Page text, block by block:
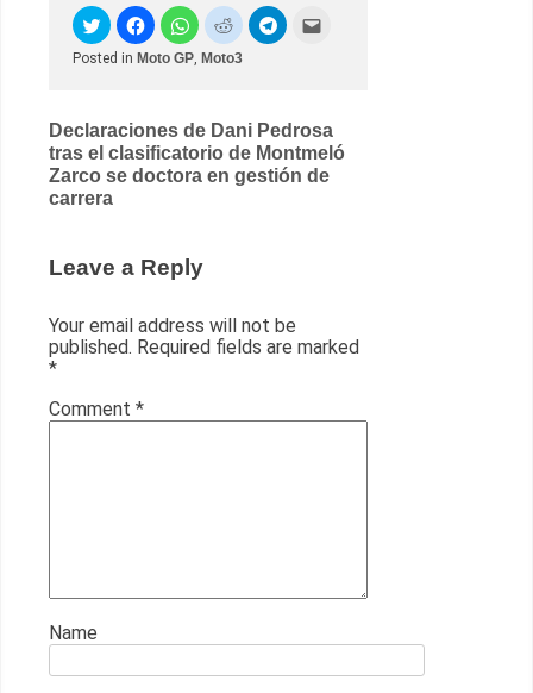
Posted in Moto GP Moto3
Post
navigation
Declaraciones de Dani Pedrosa
tras el clasificatorio de Montmeló
Zarco se doctora en gestión de
carrera
Leave a Reply
Your email address will not be
published. Required fields are marked
*
Comment *
Name